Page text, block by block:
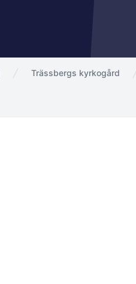
Trässbergs kyrkogård